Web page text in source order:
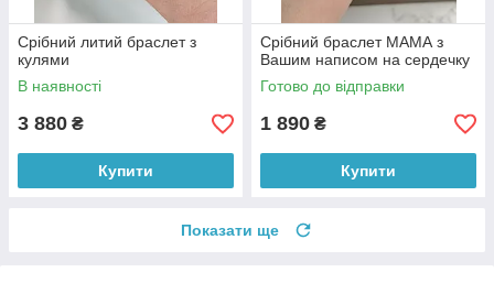
Срібний литий браслет з
кулями
В наявності
3 880 ₴
Купити
Срібний браслет МАМА з
Вашим написом на сердечку
Готово до відправки
1 890 ₴
Купити
Показати ще